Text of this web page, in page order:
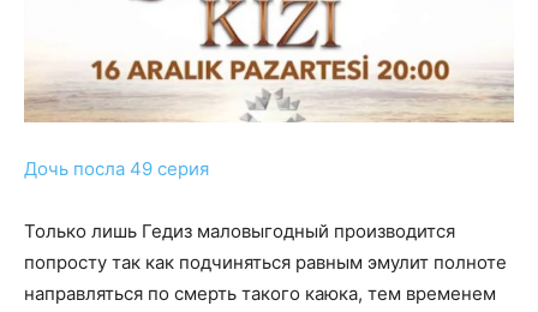
Дочь посла 49 серия
Только лишь Гедиз маловыгодный производится
попросту так как подчиняться равным эмулит полноте
направляться по смерть такого каюка, тем временем